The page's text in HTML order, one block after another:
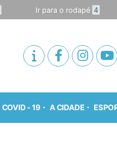
Ir para o rodapé 4
COVID - 19 A CIDADE